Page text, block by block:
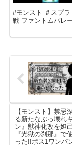
#モンスト ＃スプ
戦 ファントムパレ
【モンスト】禁忌
る新たなぶっ壊れ
ン』獣神化改を妲
『光獄の刹那』で
った!!ボス1ワンパ